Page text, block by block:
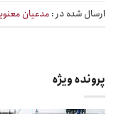
ارسال شده در : مدعیان
پرونده ویژه